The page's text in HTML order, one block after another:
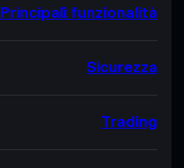
Principali funzionalità
Sicurezza
Trading